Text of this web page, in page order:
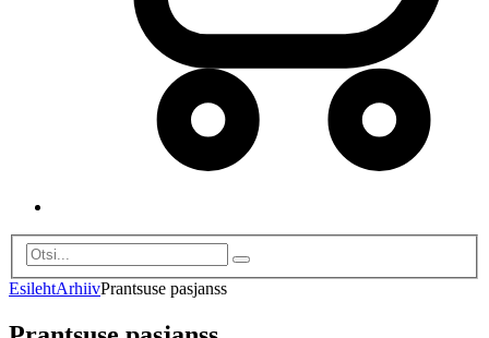
EsilehtArhiivPrantsuse pasjanss